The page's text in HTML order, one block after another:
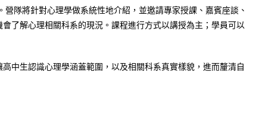
隊將針對心理學做系統性地介紹，並邀請專家授課、嘉賓座談、
了解心理相關科系的現況。課程進行方式以講授為主；學員可以
中生認識心理學涵蓋範圍，以及相關科系真實樣貌，進而釐清自